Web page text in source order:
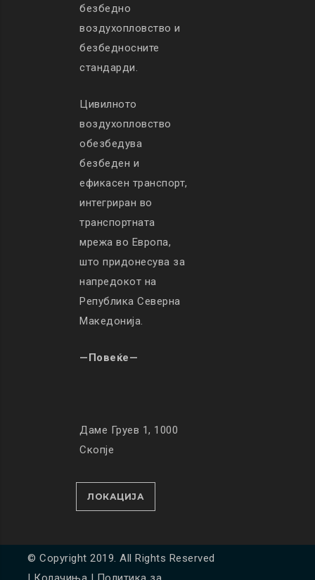
безбедно
воздухопловство и
безбедносните
стандарди.
Цивилното
воздухопловство
обезбедува
безбеден и
ефикасен транспорт,
интегриран во
транспортната
мрежа во Европа,
што придонесува за
напредокот на
Република Северна
Македонија.
—Повеќе—
Даме Груев 1, 1000
Скопје
ЛОКАЦИЈА
© Copyright 2019. All Rights Reserved